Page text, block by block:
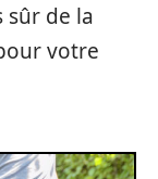
sûr de la
votre